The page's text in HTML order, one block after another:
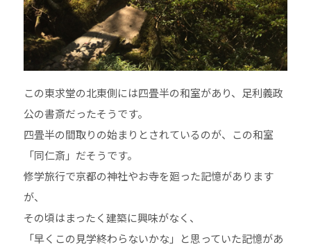
この東求堂の北東側には四畳半の和室があり、足利義政
公の書斎だったそうです。
四畳半の間取りの始まりとされているのが、この和室
「同仁斎」だそうです。
修学旅行で京都の神社やお寺を廻った記憶があります
が、
その頃はまったく建築に興味がなく、
「早くこの見学終わらないかな」と思っていた記憶があ